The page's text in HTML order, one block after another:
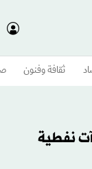
ثقافة وفنون
نفطية